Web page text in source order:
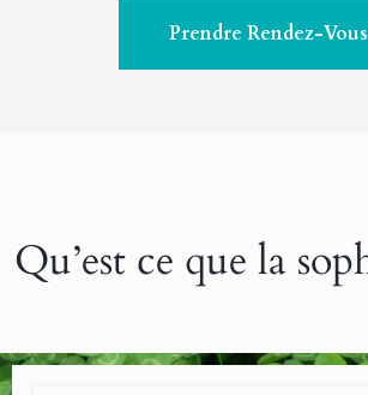
Prendre Rendez-Vous
Qu’est ce que la